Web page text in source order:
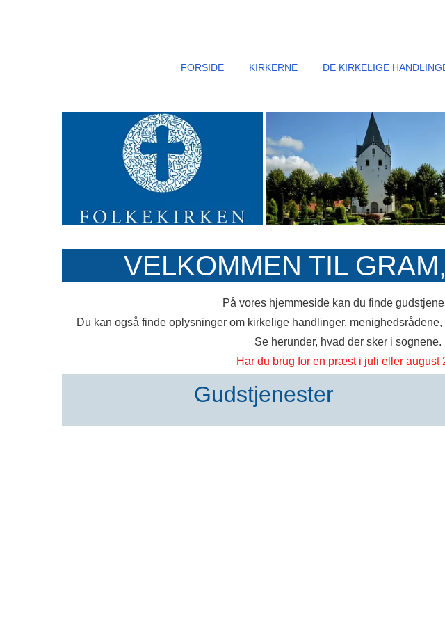
FORSIDE KIRKERNE DE KIRKELIGE
VELKOMMEN TIL
På vores hjemmeside kan du finde
Du kan også finde oplysninger om kirkelige handlinger,
Se herunder, hvad der sker i
Har du brug for en præst i juli eller august
Gudstjenester